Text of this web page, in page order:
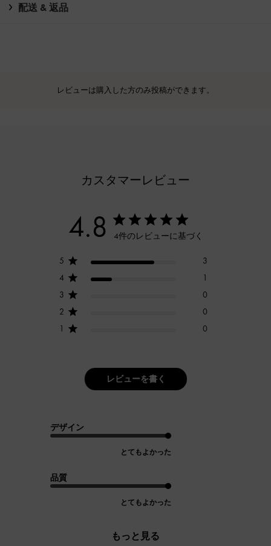
配送 & 返品
レビューは購入した方のみ投稿ができます。
カスタマーレビュー
4.8 4件のレビューに基づく
5
3
4
1
3
0
2
0
1
0
レビューを書く
デザイン
とてもよかった
品質
とてもよかった
もっと見る